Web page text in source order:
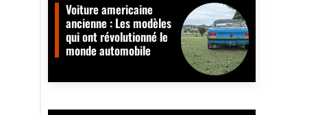
Voiture americaine
ancienne : Les modèles
qui ont révolutionné le
monde automobile